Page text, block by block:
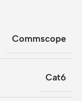
Commscope
Cat6